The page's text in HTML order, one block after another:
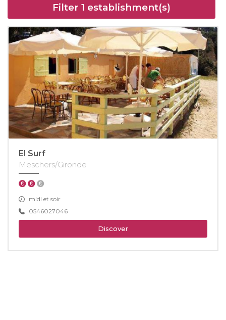
Filter 1 establishment(s)
El Surf
Meschers/Gironde
midi et soir
0546027046
Discover